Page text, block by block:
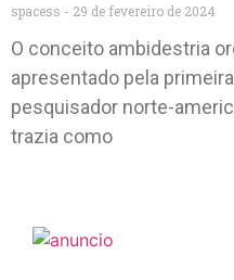
spacess 29 de fevereiro de 2024
O conceito ambidestria
apresentado pela
pesquisador norte-
trazia como